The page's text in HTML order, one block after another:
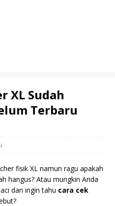
XL Sudah
Terbaru
fisik XL namun ragu apakah
hangus? Atau mungkin Anda
dan ingin tahu cara cek